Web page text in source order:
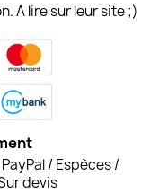
A lire sur leur site ;)
/ Espèces /
devis